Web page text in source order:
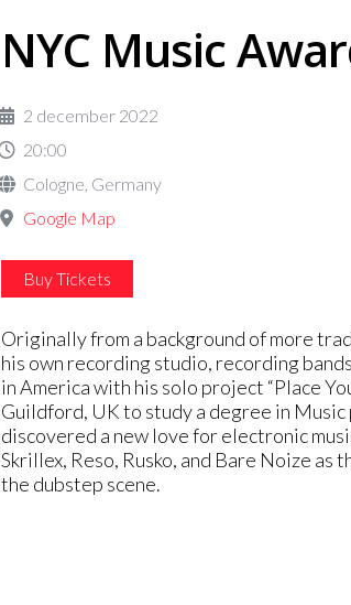
NYC Music
2 december 2022
20:00
Cologne, Germany
Google Map
Buy Tickets
Originally from a background of more
his own recording studio, recording
in America with his solo project “Place
Guildford, UK to study a degree in
discovered a new love for electronic
Skrillex, Reso, Rusko, and Bare Noize as
the dubstep scene.